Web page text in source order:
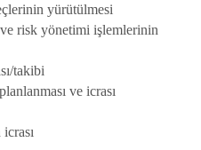
yürütülmesi
risk yönetimi işlemlerinin
takibi
ve icrası